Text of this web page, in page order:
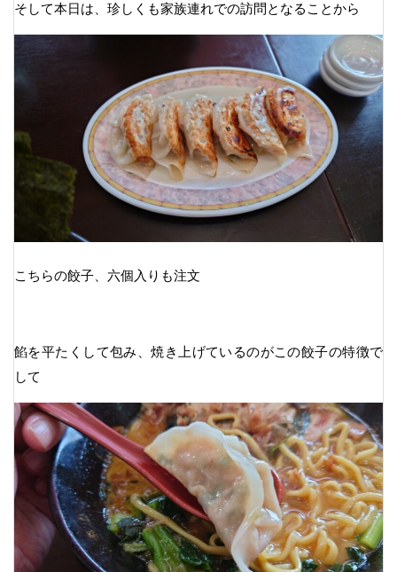
そして本日は、珍しくも家族連れでの訪問となることから
こちらの餃子、六個入りも注文
餡を平たくして包み、焼き上げているのがこの餃子の特徴で
して